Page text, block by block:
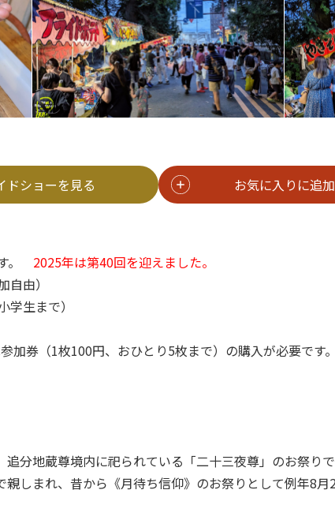
ドショーを見る お気に入りに追加
。 2025年は第40回を迎えました。
由）
生まで）
加券（1枚100円、おひとり5枚まで）の購入が必要です
分地蔵尊境内に祀られている「二十三夜尊」のお祭りで
親しまれ、昔から《月待ち信仰》のお祭りとして例年8